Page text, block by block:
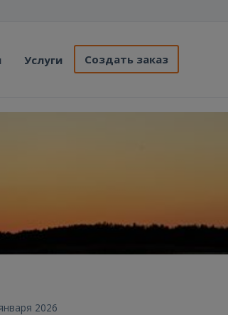
Услуги Создать заказ
2026